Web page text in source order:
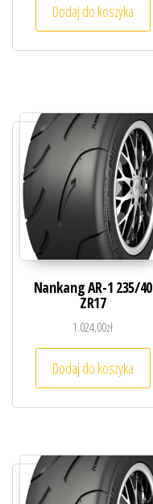
Dodaj do koszyka
Nankang AR-1 235/40
ZR17
1.024,00zł
Dodaj do koszyka